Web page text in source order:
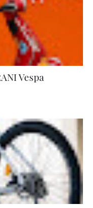
Vespa